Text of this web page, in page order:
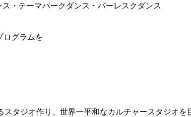
・テーマパークダンス・バーレスクダンス
ログラムを
タジオ作り、世界一平和なカルチャースタジオを